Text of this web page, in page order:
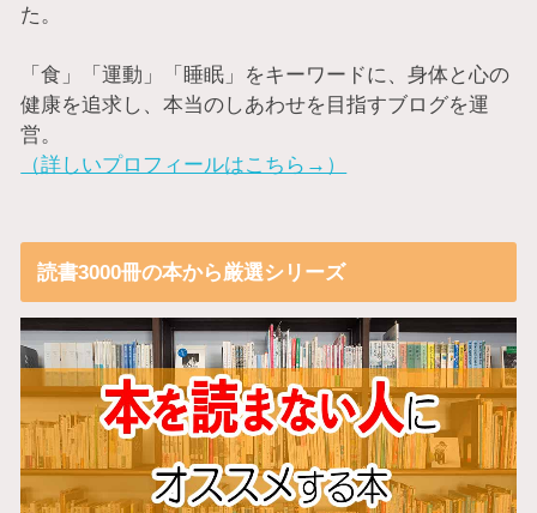
た。
「食」「運動」「睡眠」をキーワードに、身体と心の
健康を追求し、本当のしあわせを目指すブログを運
営。
（詳しいプロフィールはこちら→）
読書3000冊の本から厳選シリーズ